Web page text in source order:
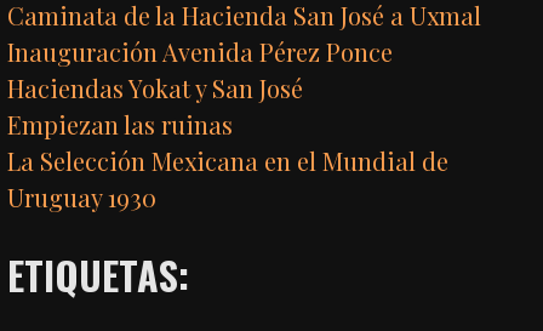
Caminata de la Hacienda San José a Uxmal
Inauguración Avenida Pérez Ponce
Haciendas Yokat y San José
Empiezan las ruinas
La Selección Mexicana en el Mundial de
Uruguay 1930
ETIQUETAS: